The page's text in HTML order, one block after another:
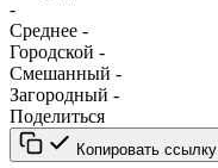
-
Среднее -
Городской -
Смешанный -
Загородный -
Поделиться
Копировать ссылку